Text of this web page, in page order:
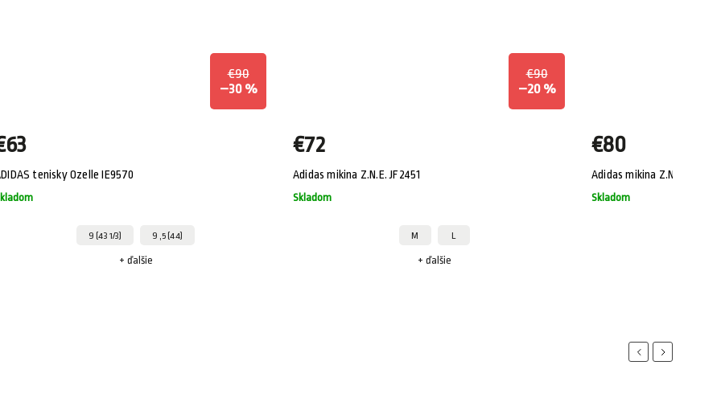
€90
–30 %
tenisky Ozelle IE9570
9 (43 1/3) 9 ,5 (44)
+ ďalšie
€90
–20 %
Adidas mikina Z.N.E. JF2451
Skladom
€72
M L
+ ďalšie
Adidas mikina Z.N.E.
Skladom
€80
PreviousNext